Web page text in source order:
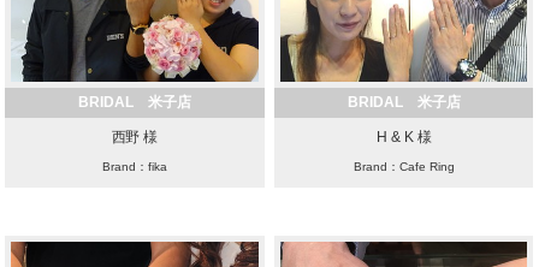
BRIDAL 米子店
西野 様
Brand：fika
BRIDAL 米子店
H & K 様
Brand：Cafe Ring